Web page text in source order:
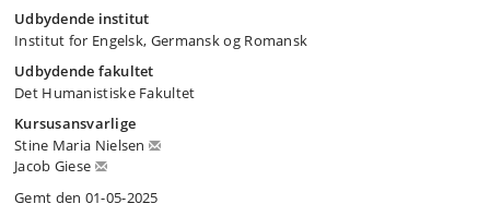
Udbydende institut
Institut for Engelsk, Germansk og Romansk
Udbydende fakultet
Det Humanistiske Fakultet
Kursusansvarlige
Stine Maria Nielsen
Jacob Giese
Gemt den 01-05-2025